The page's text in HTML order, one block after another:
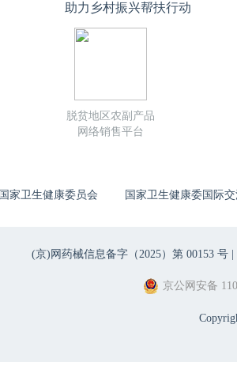
助力乡村振兴帮扶行动
脱贫地区农副产品
网络销售平台
国家卫生健康委员会 国家卫生健康委国际
(京)网药械信息备字（2025）第 00153 号 |
京公网安备